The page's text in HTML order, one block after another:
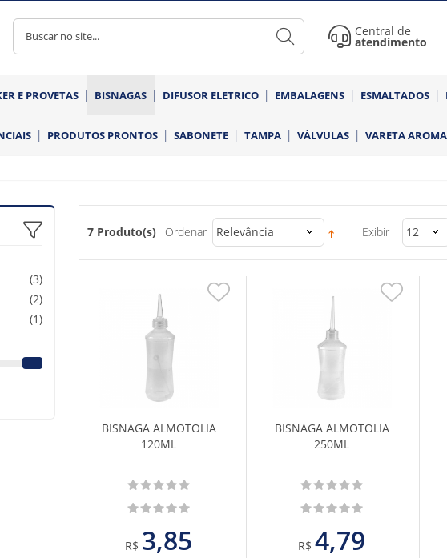
Central de
atendimento
E PROVETAS BISNAGAS DIFUSOR ELETRICO EMBALAGENS ESMALTADOS
PRODUTOS PRONTOS SABONETE TAMPA VÁLVULAS VARETA
(3)
(2)
(1)
7 Produto(s) Ordenar Relevância Exibir 12
BISNAGA ALMOTOLIA
120ML
R$ 3,85
BISNAGA ALMOTOLIA
250ML
R$4,79